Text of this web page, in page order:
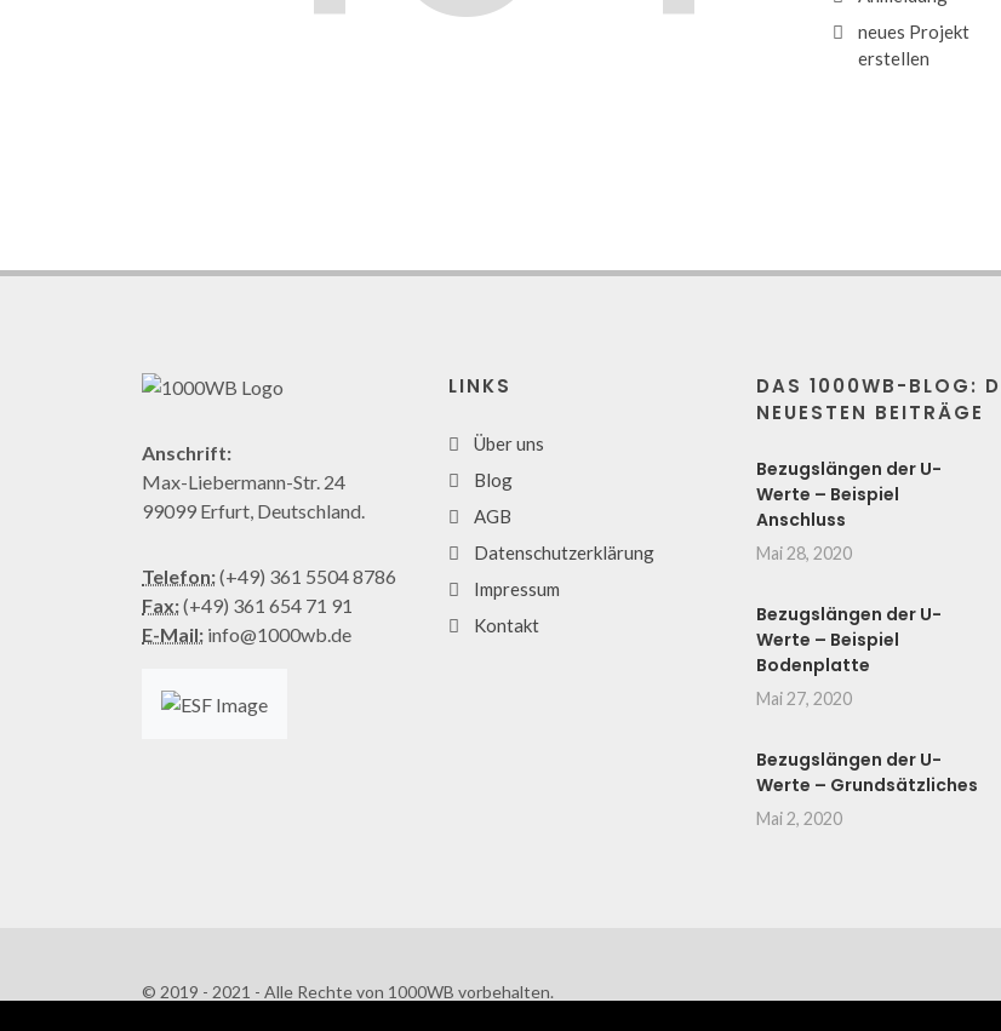
neues Projekt
erstellen
Anschrift:
Max-Liebermann-Str. 24
99099 Erfurt, Deutschland.
Telefon:(+49) 361 5504 8786
Fax:(+49) 361 654 71 91
E-Mail: info@1000wb.de
LINKS
Über uns
Blog
AGB
Datenschutzerklärung
Impressum
Kontakt
DAS 1000WB-BLOG:
NEUESTEN BEITRÄGE
Bezugslängen der U-
Werte – Beispiel
Anschluss
Mai 28, 2020
Bezugslängen der U-
Werte – Beispiel
Bodenplatte
Mai 27, 2020
Bezugslängen der U-
Werte – Grundsätzliches
Mai 2, 2020
© 2019 - 2021 - Alle Rechte von 1000WB vorbehalten.